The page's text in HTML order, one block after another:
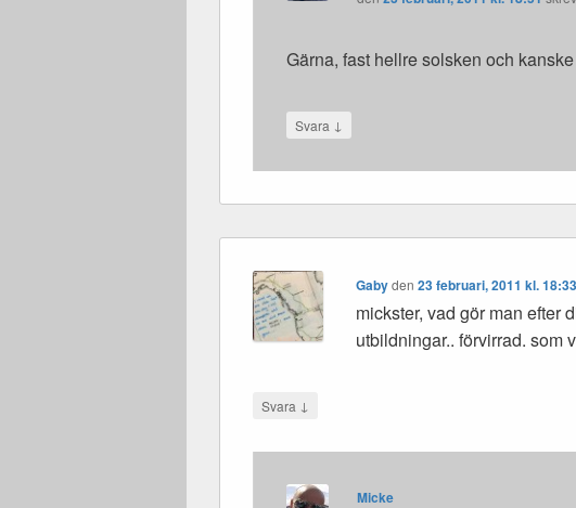
Gärna, fast hellre solsken och
Svara ↓
Gabyden23 februari, 2011 kl. 18:33
mickster, vad gör man efter
utbildningar.. förvirrad. som
Svara ↓
Micke